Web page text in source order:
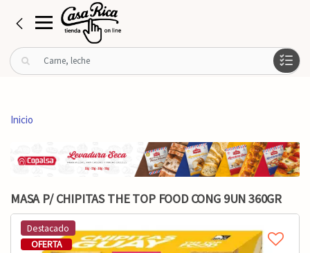
B
u
r
Inicio
MASA P/ CHIPITAS THE TOP FOOD CONG 9UN 360GR
OFERTA
Destacado